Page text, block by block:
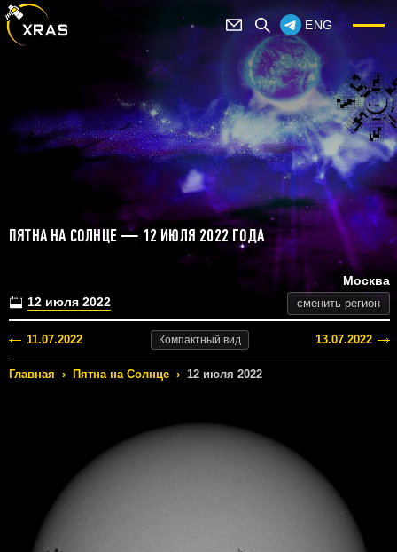
ENG
ПЯТНА НА СОЛНЦЕ — 12 ИЮЛЯ 2022 ГОДА
12 июля 2022
Москва
сменить регион
11.07.2022 Компактный вид 13.07.2022
Главная › Пятна на Солнце › 12 июля 2022